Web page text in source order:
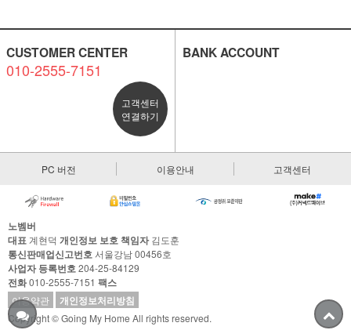
CUSTOMER CENTER
010-2555-7151
고객센터
연결하기
BANK ACCOUNT
PC 버전 이용안내 고객센터
노벰버
대표 계현덕 개인정보 보호 책임자김도훈
통신판매업신고번호 서울강남 00456호
사업자 등록번호204-25-84129
전화010-2555-7151 팩스
이용약관 개인정보처리방침
Copyright © Going My Home All rights reserved.